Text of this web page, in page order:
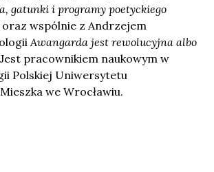
gatunki i programy poetyckiego
oraz wspólnie z Andrzejem
Awangarda jest rewolucyjna albo
pracownikiem naukowym w
Polskiej Uniwersytetu
we Wrocławiu.